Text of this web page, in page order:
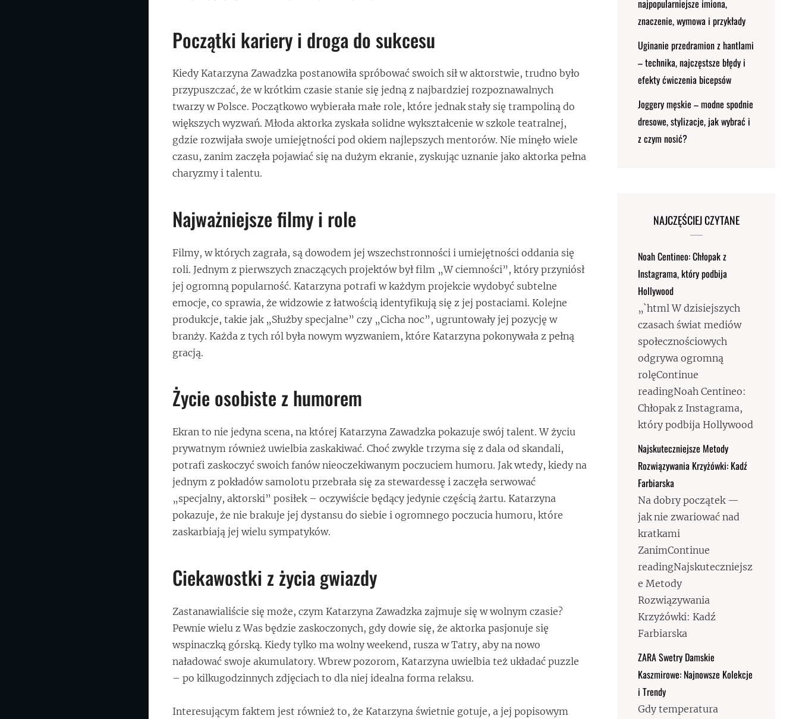
Początki kariery i droga do sukcesu
Kiedy Katarzyna Zawadzka postanowiła spróbować swoich sił w aktorstwie, trudno było
przypuszczać, że w krótkim czasie stanie się jedną z najbardziej rozpoznawalnych
twarzy w Polsce. Początkowo wybierała małe role, które jednak stały się trampoliną do
większych wyzwań. Młoda aktorka zyskała solidne wykształcenie w szkole teatralnej,
gdzie rozwijała swoje umiejętności pod okiem najlepszych mentorów. Nie minęło wiele
czasu, zanim zaczęła pojawiać się na dużym ekranie, zyskując uznanie jako aktorka pełna
charyzmy i talentu.
Najważniejsze filmy i role
Filmy, w których zagrała, są dowodem jej wszechstronności i umiejętności oddania się
roli. Jednym z pierwszych znaczących projektów był film „W ciemności”, który przyniósł
jej ogromną popularność. Katarzyna potrafi w każdym projekcie wydobyć subtelne
emocje, co sprawia, że widzowie z łatwością identyfikują się z jej postaciami. Kolejne
produkcje, takie jak „Służby specjalne” czy „Cicha noc”, ugruntowały jej pozycję w
branży. Każda z tych ról była nowym wyzwaniem, które Katarzyna pokonywała z pełną
gracją.
Życie osobiste z humorem
Ekran to nie jedyna scena, na której Katarzyna Zawadzka pokazuje swój talent. W życiu
prywatnym również uwielbia zaskakiwać. Choć zwykle trzyma się z dala od skandali,
potrafi zaskoczyć swoich fanów nieoczekiwanym poczuciem humoru. Jak wtedy, kiedy na
jednym z pokładów samolotu przebrała się za stewardessę i zaczęła serwować
„specjalny, aktorski” posiłek – oczywiście będący jedynie częścią żartu. Katarzyna
pokazuje, że nie brakuje jej dystansu do siebie i ogromnego poczucia humoru, które
zaskarbiają jej wielu sympatyków.
Ciekawostki z życia gwiazdy
Zastanawialiście się może, czym Katarzyna Zawadzka zajmuje się w wolnym czasie?
Pewnie wielu z Was będzie zaskoczonych, gdy dowie się, że aktorka pasjonuje się
wspinaczką górską. Kiedy tylko ma wolny weekend, rusza w Tatry, aby na nowo
naładować swoje akumulatory. Wbrew pozorom, Katarzyna uwielbia też układać puzzle
– po kilkugodzinnych zdjęciach to dla niej idealna forma relaksu.
Interesującym faktem jest również to, że Katarzyna świetnie gotuje, a jej popisowym
najpopularniejsze imiona,
znaczenie, wymowa i przykłady
Uginanie przedramion z hantlami
– technika, najczęstsze błędy i
efekty ćwiczenia bicepsów
Joggery męskie – modne spodnie
dresowe, stylizacje, jak wybrać i
z czym nosić?
NAJCZĘŚCIEJ CZYTANE
Noah Centineo: Chłopak z
Instagrama, który podbija
Hollywood
„`html W dzisiejszych
czasach świat mediów
społecznościowych
odgrywa ogromną
rolęContinue
readingNoah Centineo:
Chłopak z Instagrama,
który podbija Hollywood
Najskuteczniejsze Metody
Rozwiązywania Krzyżówki: Kadź
Farbiarska
Na dobry początek —
jak nie zwariować nad
kratkami
ZanimContinue
readingNajskuteczniejsz
e Metody
Rozwiązywania
Krzyżówki: Kadź
Farbiarska
ZARA Swetry Damskie
Kaszmirowe: Najnowsze Kolekcje
i Trendy
Gdy temperatura